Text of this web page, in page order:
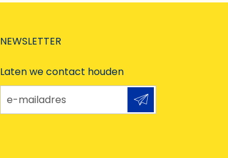
NEWSLETTER
Laten we contact houden
e-mailadres